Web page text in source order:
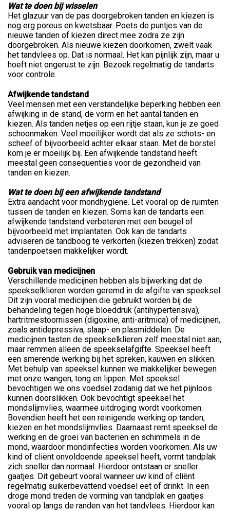
Wat te doen bij wisselen
Het glazuur van de pas doorgebroken tanden en kiezen is
nog erg poreus en kwetsbaar. Poets de puntjes van de
nieuwe tanden of kiezen direct mee zodra ze zijn
doorgebroken. Als nieuwe kiezen doorkomen, zwelt vaak
het tandvlees op. Dat is normaal. Het kan pijnlijk zijn, maar u
hoeft niet ongerust te zijn. Bezoek regelmatig de tandarts
voor controle.
Afwijkende tandstand
Veel mensen met een verstandelijke beperking hebben een
afwijking in de stand, de vorm en het aantal tanden en
kiezen. Als tanden netjes op een rijtje staan, kun je ze goed
schoonmaken. Veel moeilijker wordt dat als ze schots- en
scheef of bijvoorbeeld achter elkaar staan. Met de borstel
kom je er moeilijk bij. Een afwijkende tandstand heeft
meestal geen consequenties voor de gezondheid van
tanden en kiezen.
Wat te doen bij een afwijkende tandstand
Extra aandacht voor mondhygiëne. Let vooral op de ruimten
tussen de tanden en kiezen. Soms kan de tandarts een
afwijkende tandstand verbeteren met een beugel of
bijvoorbeeld met implantaten. Ook kan de tandarts
adviseren de tandboog te verkorten (kiezen trekken) zodat
tandenpoetsen makkelijker wordt.
Gebruik van medicijnen
Verschillende medicijnen hebben als bijwerking dat de
speekselklieren worden geremd in de afgifte van speeksel.
Dit zijn vooral medicijnen die gebruikt worden bij de
behandeling tegen hoge bloeddruk (antihypertensiva),
hartritmestoornissen (digoxine, anti-aritmica) of medicijnen,
zoals antidepressiva, slaap- en plasmiddelen. De
medicijnen tasten de speekselklieren zelf meestal niet aan,
maar remmen alleen de speekselafgifte. Speeksel heeft
een smerende werking bij het spreken, kauwen en slikken.
Met behulp van speeksel kunnen we makkelijker bewegen
met onze wangen, tong en lippen. Met speeksel
bevochtigen we ons voedsel zodanig dat we het pijnloos
kunnen doorslikken. Ook bevochtigt speeksel het
mondslijmvlies, waarmee uitdroging wordt voorkomen.
Bovendien heeft het een reinigende werking op tanden,
kiezen en het mondslijmvlies. Daarnaast remt speeksel de
werking en de groei van bacteriën en schimmels in de
mond, waardoor mondinfecties worden voorkomen. Als uw
kind of cliënt onvoldoende speeksel heeft, vormt tandplak
zich sneller dan normaal. Hierdoor ontstaan er sneller
gaatjes. Dit gebeurt vooral wanneer uw kind of cliënt
regelmatig suikerbevattend voedsel eet of drinkt. In een
droge mond treden de vorming van tandplak en gaatjes
vooral op langs de randen van het tandvlees. Hierdoor kan